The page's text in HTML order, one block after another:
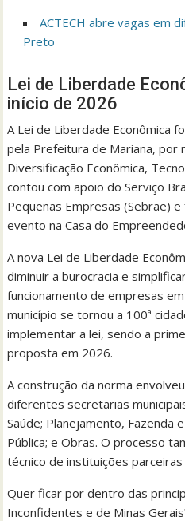
ACTECH abre vagas em
Preto
Lei de Liberdade
início de 2026
A Lei de Liberdade Econômica
pela Prefeitura de Mariana, por
Diversificação Econômica,
contou com apoio do Serviço
Pequenas Empresas (Sebrae)
evento na Casa do
A nova Lei de Liberdade
diminuir a burocracia e
funcionamento de empresas
município se tornou a 100ª
implementar a lei, sendo a
proposta em 2026.
A construção da norma
diferentes secretarias
Saúde; Planejamento, Fazenda
Pública; e Obras. O processo
técnico de instituições
Quer ficar por dentro das
Inconfidentes e de Minas